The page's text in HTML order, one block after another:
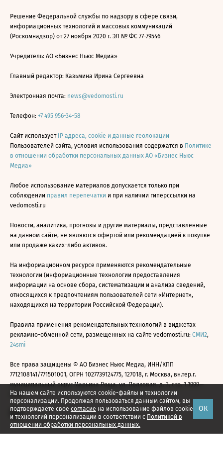
На нашем сайте используются cookie-файлы и технологии
персонализации. Продолжая пользоваться данным сайтом, вы
подтверждаете свое согласие на использование файлов cookie
и технологий персонализации в соответствии с Политикой в
отношении обработки персональных данных.
ОК
Решение Федеральной службы по надзору в сфере связи,
информационных технологий и массовых коммуникаций
(Роскомнадзор) от 27 ноября 2020 г. ЭЛ № ФС 77-79546
Учредитель: АО «Бизнес Ньюс Медиа»
Главный редактор: Казьмина Ирина Сергеевна
Электронная почта: news@vedomosti.ru
Телефон: +7 495 956-34-58
Сайт использует IP адреса, cookie и данные геолокации
Пользователей сайта, условия использования содержатся в Политике
в отношении обработки персональных данных АО «Бизнес Ньюс
Медиа»
Любое использование материалов допускается только при
соблюдении правил перепечатки и при наличии гиперссылки на
vedomosti.ru
Новости, аналитика, прогнозы и другие материалы, представленные
на данном сайте, не являются офертой или рекомендацией к покупке
или продаже каких-либо активов.
На информационном ресурсе применяются рекомендательные
технологии (информационные технологии предоставления
информации на основе сбора, систематизации и анализа сведений,
относящихся к предпочтениям пользователей сети «Интернет»,
находящихся на территории Российской Федерации).
Правила применения рекомендательных технологий в виджетах
рекламно-обменной сети, размещенных на сайте vedomosti.ru: СМИ2,
24smi
Все права защищены © АО Бизнес Ньюс Медиа, ИНН/КПП
7712108141/771501001, ОГРН 1027739124775, 127018, г. Москва, вн.тер.г.
муниципальный округ Марьина Роща, ул. Полковая, д. 3, стр. 1 1999—
2026